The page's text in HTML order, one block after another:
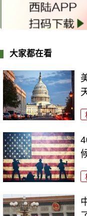
大家都在看